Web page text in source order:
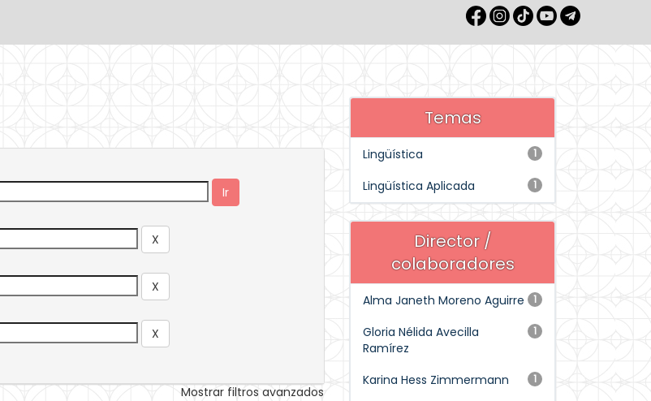
Mostrar filtros avanzados
Temas
1
Lingüística
1
Lingüística Aplicada
Director /
colaboradores
1
Alma Janeth Moreno Aguirre
1
Gloria Nélida Avecilla
Ramírez
1
Karina Hess Zimmermann